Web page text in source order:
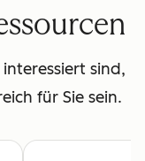
sind,
für Sie sein.